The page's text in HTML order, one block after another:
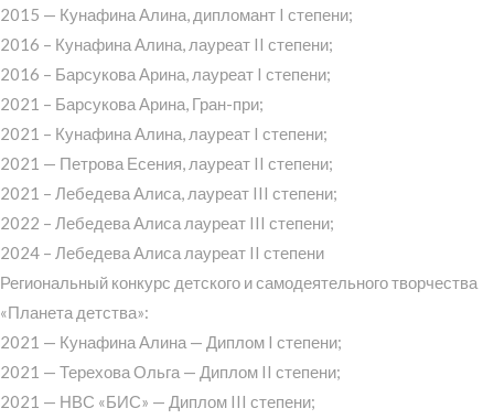
2015 — Кунафина Алина, дипломант I степени;
2016 – Кунафина Алина, лауреат II степени;
2016 – Барсукова Арина, лауреат I степени;
2021 – Барсукова Арина, Гран-при;
2021 – Кунафина Алина, лауреат I степени;
2021 — Петрова Есения, лауреат II степени;
2021 – Лебедева Алиса, лауреат III степени;
2022 – Лебедева Алиса лауреат III степени;
2024 – Лебедева Алиса лауреат II степени
Региональный конкурс детского и самодеятельного творчества
«Планета детства»:
2021 — Кунафина Алина — Диплом I степени;
2021 — Терехова Ольга — Диплом II степени;
2021 — НВС «БИС» — Диплом III степени;